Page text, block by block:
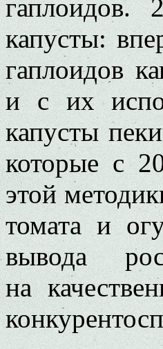
гаплоидов.
капусты:
гаплоидов
и с их
капусты
которые с
этой
томата и
вывода
на